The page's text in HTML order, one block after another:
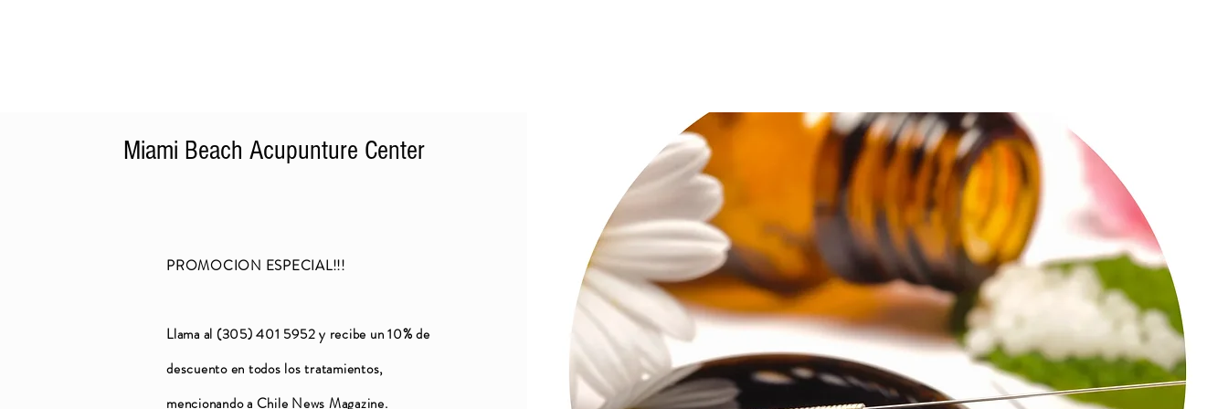
Miami Beach Acupunture Center
PROMOCION ESPECIAL!!!
Llama al (305) 401 5952 y recibe un 10% de
descuento en todos los tratamientos,
mencionando a Chile News Magazine.